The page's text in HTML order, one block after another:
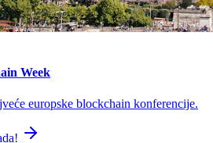
Week
europske blockchain konferencije.